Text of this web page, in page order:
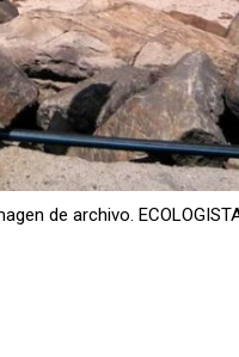
de archivo.